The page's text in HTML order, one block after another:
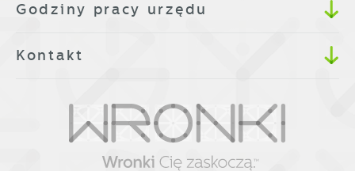
Godziny pracy urzędu
Kontakt